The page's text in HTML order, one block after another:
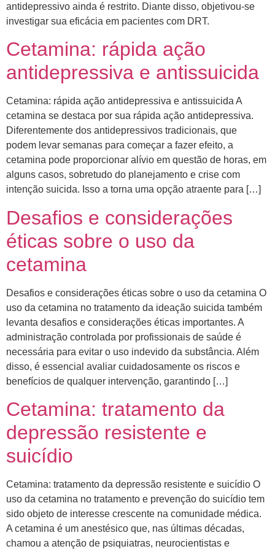
antidepressivo ainda é restrito. Diante disso, objetivou-se
investigar sua eficácia em pacientes com DRT.
Cetamina: rápida ação
antidepressiva e antissuicida
Cetamina: rápida ação antidepressiva e antissuicida A
cetamina se destaca por sua rápida ação antidepressiva.
Diferentemente dos antidepressivos tradicionais, que
podem levar semanas para começar a fazer efeito, a
cetamina pode proporcionar alívio em questão de horas, em
alguns casos, sobretudo do planejamento e crise com
intenção suicida. Isso a torna uma opção atraente para […]
Desafios e considerações
éticas sobre o uso da
cetamina
Desafios e considerações éticas sobre o uso da cetamina O
uso da cetamina no tratamento da ideação suicida também
levanta desafios e considerações éticas importantes. A
administração controlada por profissionais de saúde é
necessária para evitar o uso indevido da substância. Além
disso, é essencial avaliar cuidadosamente os riscos e
benefícios de qualquer intervenção, garantindo […]
Cetamina: tratamento da
depressão resistente e
suicídio
Cetamina: tratamento da depressão resistente e suicídio O
uso da cetamina no tratamento e prevenção do suicídio tem
sido objeto de interesse crescente na comunidade médica.
A cetamina é um anestésico que, nas últimas décadas,
chamou a atenção de psiquiatras, neurocientistas e